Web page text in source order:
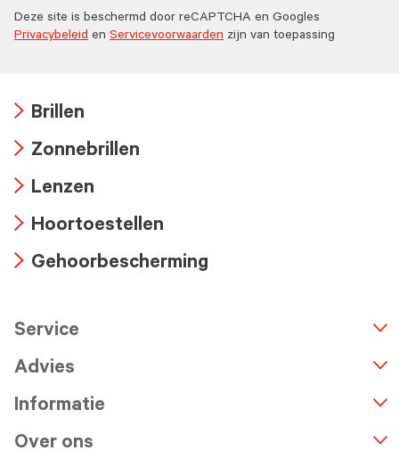
Deze site is beschermd door reCAPTCHA en Googles
Privacybeleid en Servicevoorwaarden zijn van toepassing
icon
Brillen
icon
Zonnebrillen
icon
Lenzen
icon
Hoortoestellen
Gehoorbescherming
Service
Advies
Informatie
Over ons